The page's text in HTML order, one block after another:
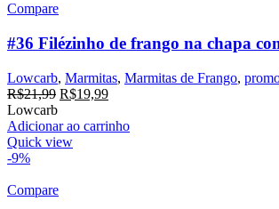
Compare
#36 Filézinho de frango na chapa
Lowcarb, Marmitas, Marmitas de Frango,
R$21,99 R$19,99
Lowcarb
Adicionar ao carrinho
Quick view
-9%
Compare